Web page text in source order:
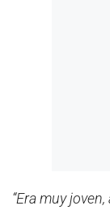
“Era muy